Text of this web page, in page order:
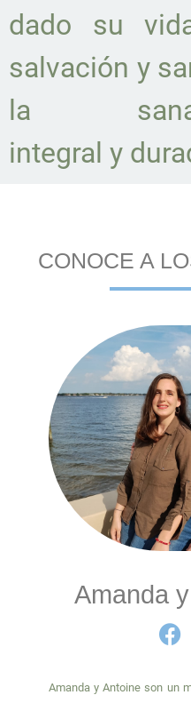
dado su
salvación y
la
integral y
CONOCE A
Amanda
F
a
e
Amanda y Antoine son un